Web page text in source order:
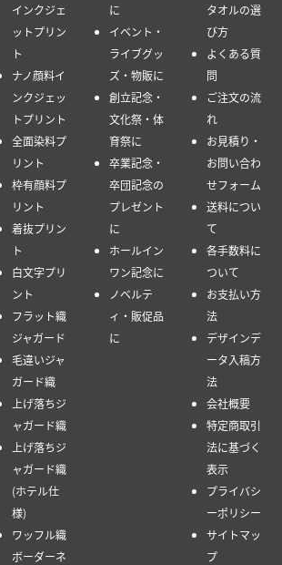
インクジェ
ットプリン
ト
ナノ顔料イ
ンクジェッ
トプリント
全面染料プ
リント
枠有顔料プ
リント
着抜プリン
ト
白文字プリ
ント
フラット織
ジャガード
毛違いジャ
ガード織
上げ落ちジ
ャガード織
上げ落ちジ
ャガード織
(ホテル仕
様)
ワッフル織
ボーダーネ
に
イベント・
ライブグッ
ズ・物販に
創立記念・
文化祭・体
育祭に
卒業記念・
卒団記念の
プレゼント
に
ホールイン
ワン記念に
ノベルテ
ィ・販促品
に
タオルの選
び方
よくある質
問
ご注文の流
れ
お見積り・
お問い合わ
せフォーム
送料につい
て
各手数料に
ついて
お支払い方
法
デザインデ
ータ入稿方
法
会社概要
特定商取引
法に基づく
表示
プライバシ
ーポリシー
サイトマッ
プ